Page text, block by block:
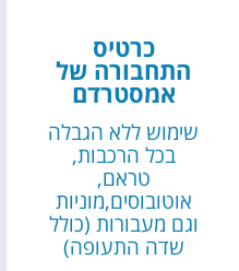
כרטיס
התחבורה של
אמסטרדם
שימוש ללא הגבלה
בכל הרכבות,
טראם,
אוטובוסים,מוניות
וגם מעבורות (כולל
שדה התעופה)